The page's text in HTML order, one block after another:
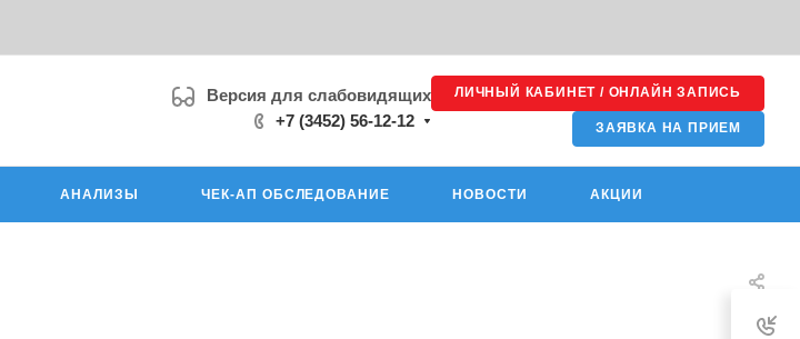
Версия для слабовидящих
+7 (3452) 56-12-12
ЛИЧНЫЙ КАБИНЕТ / ОНЛАЙН ЗАПИСЬ
ЗАЯВКА НА ПРИЕМ
АНАЛИЗЫ ЧЕК-АП ОБСЛЕДОВАНИЕ НОВОСТИ АКЦИИ